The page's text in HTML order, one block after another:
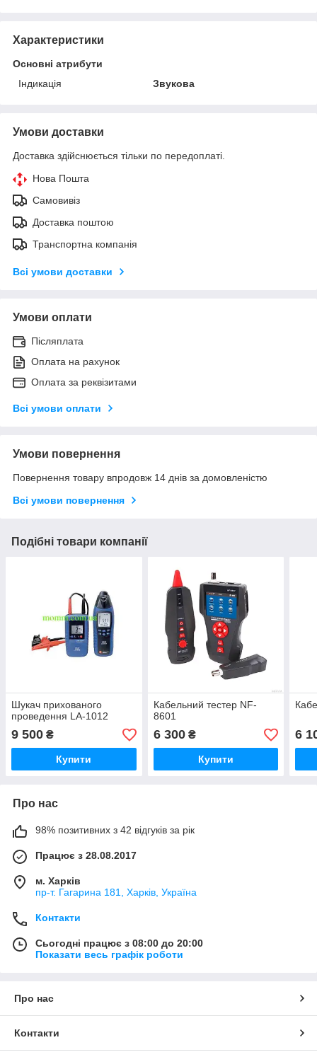
Характеристики
Основні атрибути
Індикація
Звукова
Умови доставки
Доставка здійснюється тільки по передоплаті.
Нова Пошта
Самовивіз
Доставка поштою
Транспортна компанія
Всі умови доставки
Умови оплати
Післяплата
Оплата на рахунок
Оплата за реквізитами
Всі умови оплати
Умови повернення
Повернення товару впродовж 14 днів за домовленістю
Всі умови повернення
Подібні товари компанії
Шукач прихованого
проведення LA-1012
9 500 ₴
Купити
Кабельний тестер NF-
8601
6 300₴
Купити
6
Про нас
98% позитивних з 42 відгуків за рік
Працює з 28.08.2017
м. Харків
пр-т. Гагарина 181, Харків, Україна
Контакти
Сьогодні працює з 08:00 до 20:00
Показати весь графік роботи
Про нас
Контакти